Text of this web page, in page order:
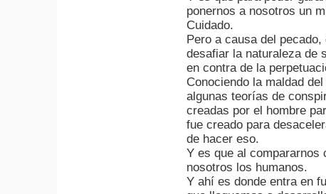
ponernos a nosotros un
Cuidado.
Pero a causa del
desafiar la naturaleza de
en contra de la
Conociendo la maldad
algunas teorías de
creadas por el hombre
fue creado para
de hacer eso.
Y es que al
nosotros los humanos.
Y ahí es donde entra en